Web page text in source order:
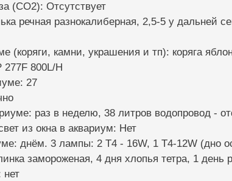
(CO2): Отсутствует
речная разнокалиберная, 2,5-5 у дальней
(коряги, камни, украшения и тп): коряга
800L/H
27
раз в неделю, 38 литров водопровод -
из окна в аквариум: Нет
днём. 3 лампы: 2 T4 - 16W, 1 Т4-12W (дно
замороженая, 4 дня хлопья тетра, 1 день
нет